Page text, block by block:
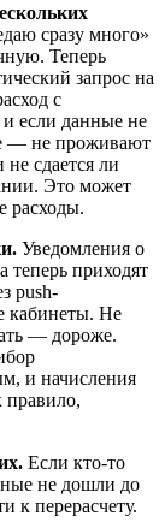
сразу много»
Теперь
запрос на
с
если данные не
— не проживают
сдается ли
Это может
расходы.
Уведомления о
теперь приходят
push-
кабинеты. Не
— дороже.
и начисления
правило,
Если кто-то
не дошли до
к перерасчету.